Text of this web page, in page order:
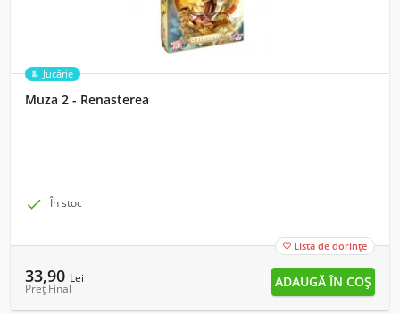
Jucărie
Muza 2 - Renasterea
 În stoc
 Lista de dorințe
33,90 Lei
Preț Final